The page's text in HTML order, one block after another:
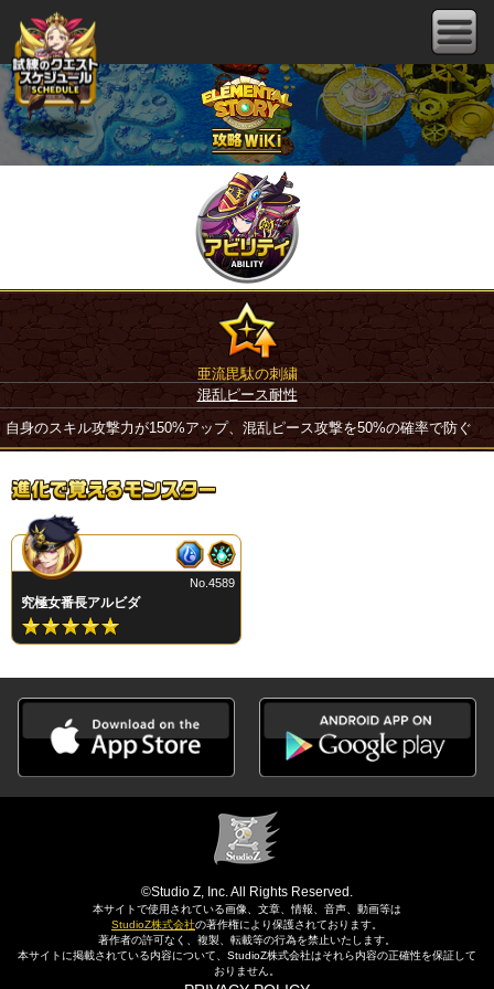
亜流毘駄の刺繍
混乱ピース耐性
自身のスキル攻撃力が150%アップ、混乱ピース攻撃を50%の確率で防ぐ
究極女番長アルビダ
No.4589
©Studio Z, Inc. All Rights Reserved.
本サイトで使用されている画像、文章、情報、音声、動画等は
StudioZ株式会社の著作権により保護されております。
著作者の許可なく、複製、転載等の行為を禁止いたします。
本サイトに掲載されている内容について、StudioZ株式会社はそれら内容の正確性を保証して
おりません。